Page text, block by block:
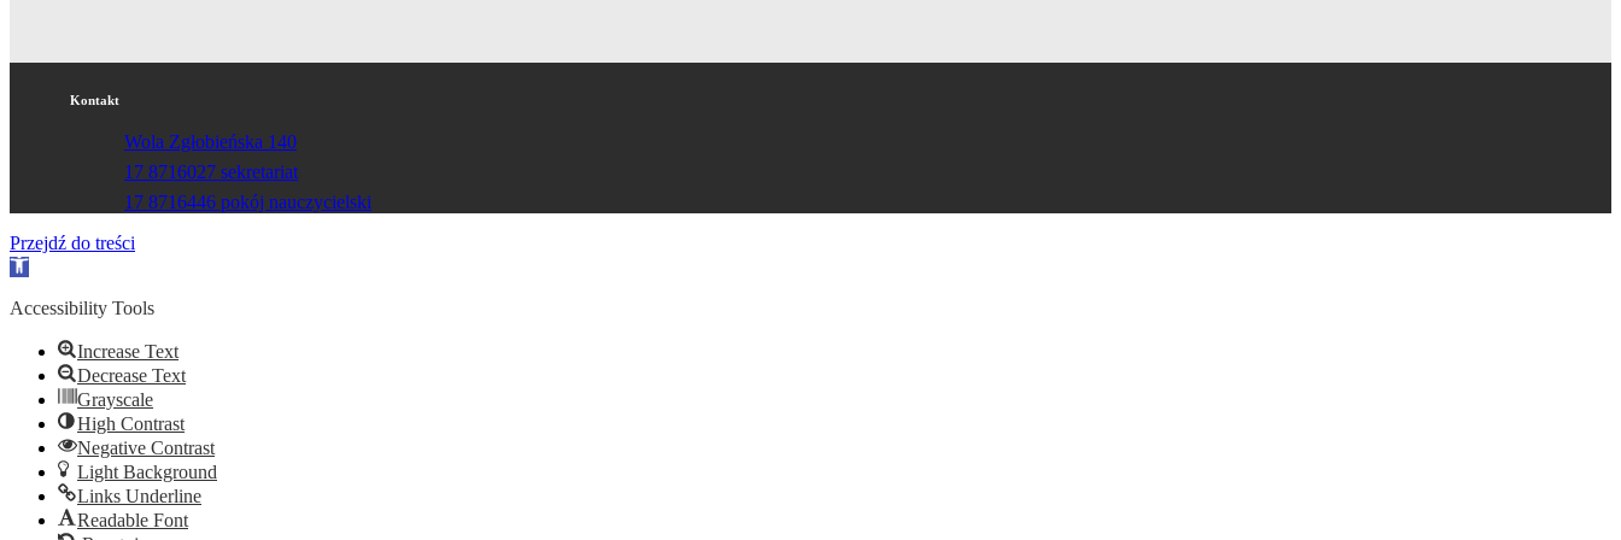
Kontakt
Wola Zgłobieńska 140
17 8716027 sekretariat
17 8716446 pokój nauczycielski
Przejdź do treści
Otwórz
narzędzi
Accessibility Tools
Increase Text
Decrease Text
Grayscale
High Contrast
Negative Contrast
Light Background
Links Underline
Readable Font